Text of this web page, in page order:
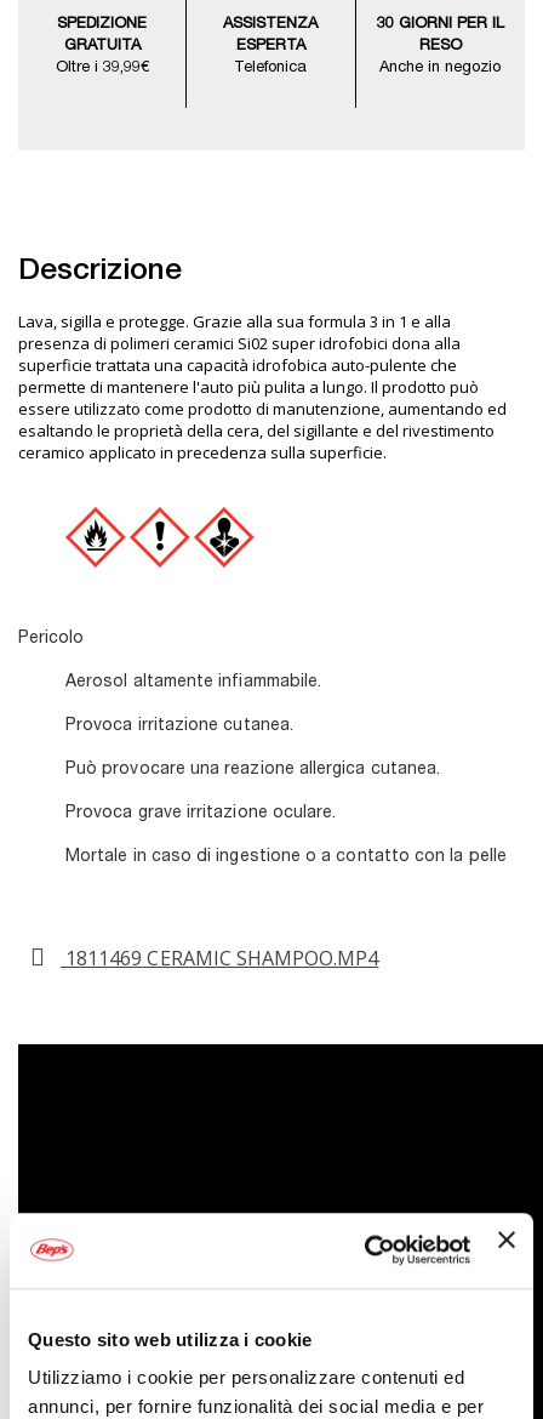
Questo sito web utilizza i cookie
Utilizziamo i cookie per personalizzare contenuti ed
annunci, per fornire funzionalità dei social media e per
SPEDIZIONE
GRATUITA
Oltre i 39,99€
ASSISTENZA
ESPERTA
Telefonica
30 GIORNI PER IL
RESO
Anche in negozio
Descrizione
Lava, sigilla e protegge. Grazie alla sua formula 3 in 1 e alla
presenza di polimeri ceramici Si02 super idrofobici dona alla
superficie trattata una capacità idrofobica auto-pulente che
permette di mantenere l'auto più pulita a lungo. Il prodotto può
essere utilizzato come prodotto di manutenzione, aumentando ed
esaltando le proprietà della cera, del sigillante e del rivestimento
ceramico applicato in precedenza sulla superficie.
Pericolo
Aerosol altamente infiammabile.
Provoca irritazione cutanea.
Può provocare una reazione allergica cutanea.
Provoca grave irritazione oculare.
Mortale in caso di ingestione o a contatto con la pelle
1811469 CERAMIC SHAMPOO.MP4